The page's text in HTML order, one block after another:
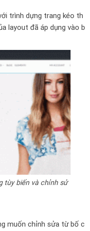
trình dựng trang kéo th
layout đã áp dụng vào b
tùy biến và chỉnh sử
muốn chỉnh sửa từ bố c